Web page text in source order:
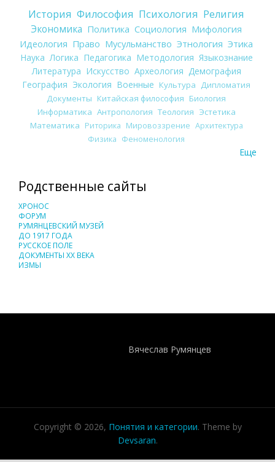
История Философия Психология Религия
Экономика Политика Социология Мифология
Идеология Право Мусульманство Этнология Этика
Наука Логика Педагогика Методология Языкознание
Литература Искусство Археология Демография
География Экология Военные Культура
Дипломатия
Документы Китайская философия Биология
Информатика Антропология Теология Эстетика
Математика Риторика Мировоззрение Архитектура
Физика Феноменология
Еще
Родственные сайты
ХРОНОС
ФОРУМ
РУМЯНЦЕВСКИЙ МУЗЕЙ
ДО 1917 ГОДА
РУССКОЕ ПОЛЕ
ДОКУМЕНТЫ XX ВЕКА
ИЗМЫ
Вячеслав Румянцев
Copyright © 2026, Понятия и категории. Theme by
Devsaran.